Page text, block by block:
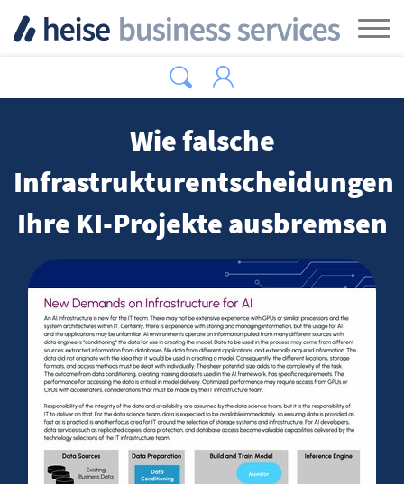
Wie falsche
Infrastrukturentscheidungen
Ihre KI-Projekte ausbremsen